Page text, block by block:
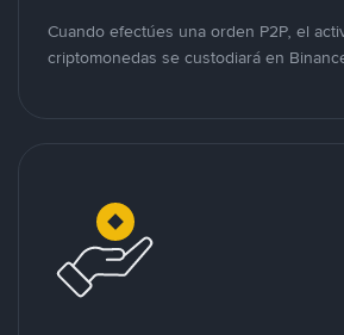
Cuando efectúes una orden P2P, el
criptomonedas se custodiará en